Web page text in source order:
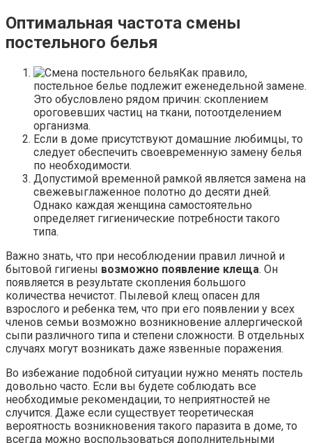
Оптимальная частота смены
постельного белья
Как правило,
постельное белье подлежит еженедельной замене.
Это обусловлено рядом причин: скоплением
ороговевших частиц на ткани, потоотделением
организма.
Если в доме присутствуют домашние любимцы, то
следует обеспечить своевременную замену белья
по необходимости.
Допустимой временной рамкой является замена на
свежевыглаженное полотно до десяти дней.
Однако каждая женщина самостоятельно
определяет гигиенические потребности такого
типа.
Важно знать, что при несоблюдении правил личной и
бытовой гигиены возможно появление клеща. Он
появляется в результате скопления большого
количества нечистот. Пылевой клещ опасен для
взрослого и ребенка тем, что при его появлении у всех
членов семьи возможно возникновение аллергической
сыпи различного типа и степени сложности. В отдельных
случаях могут возникать даже язвенные поражения.
Во избежание подобной ситуации нужно менять постель
довольно часто. Если вы будете соблюдать все
необходимые рекомендации, то неприятностей не
случится. Даже если существует теоретическая
вероятность возникновения такого паразита в доме, то
всегда можно воспользоваться дополнительными